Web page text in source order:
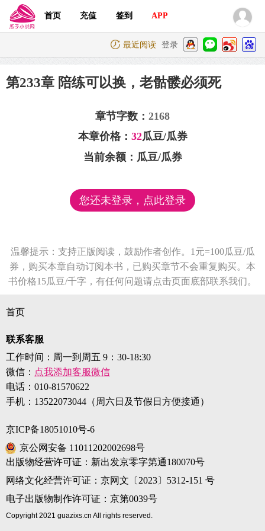
首页 充值 签到 APP
最近阅读 登录
第233章 陪练可以换，老骷髅必须死
章节字数： 2168
本章价格： 32瓜豆/瓜券
当前余额： 瓜豆/瓜券
您还未登录，点此登录
温馨提示：支持正版阅读，鼓励作者创作。1元=100瓜豆/瓜
券，购买本章自动订阅本书，已购买章节不会重复购买。本
书价格15瓜豆/千字，有任何问题请点击页面底部联系我们。
首页
联系客服
工作时间：周一到周五 9：30-18:30
微信： 点我添加客服微信
电话： 010-81570622
手机： 13522073044（周六日及节假日方便接通）
京ICP备18051010号-6
京公网安备 11011202002698号
出版物经营许可证：新出发京零字第通180070号
网络文化经营许可证：京网文〔2023〕5312-151 号
电子出版物制作许可证：京第0039号
Copyright 2021 guazixs.cn All rights reserved.